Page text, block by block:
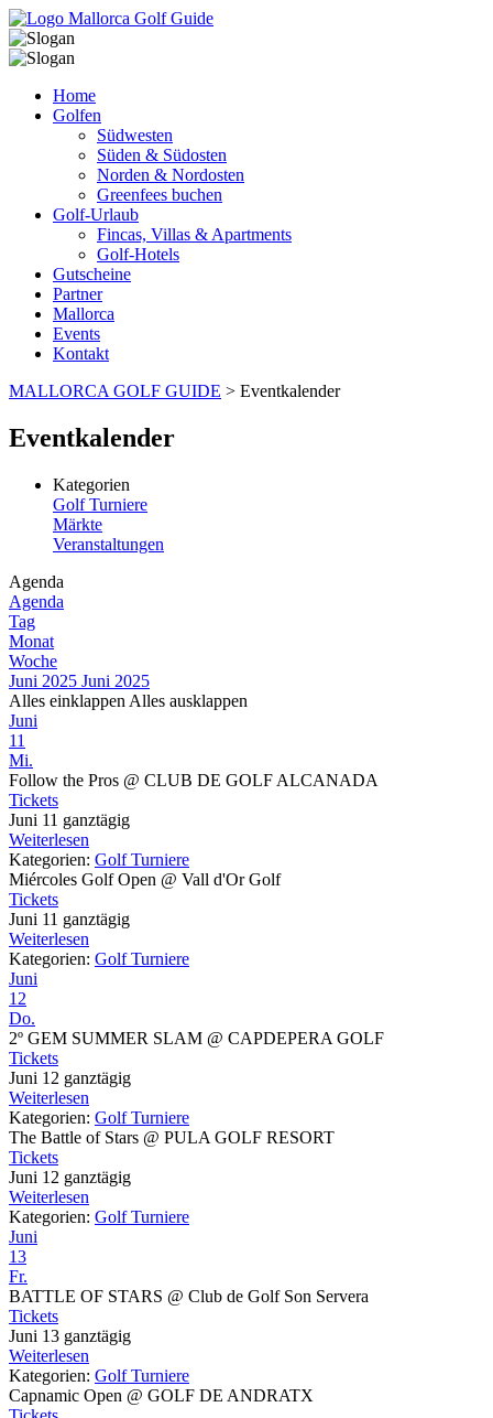
Home
Golfen
Südwesten
Süden & Südosten
Norden & Nordosten
Greenfees buchen
Golf-Urlaub
Fincas, Villas & Apartments
Golf-Hotels
Gutscheine
Partner
Mallorca
Events
Kontakt
MALLORCA GOLF GUIDE > Eventkalender
Eventkalender
Kategorien
Golf Turniere
Märkte
Veranstaltungen
Agenda
Agenda
Tag
Monat
Woche
Juni 2025 Juni 2025
Alles einklappen Alles ausklappen
Juni
11
Mi.
Follow the Pros @ CLUB DE GOLF ALCANADA
Tickets
Juni 11 ganztägig
Weiterlesen
Kategorien: Golf Turniere
Miércoles Golf Open @ Vall d'Or Golf
Tickets
Juni 11 ganztägig
Weiterlesen
Kategorien: Golf Turniere
Juni
12
Do.
2º GEM SUMMER SLAM @ CAPDEPERA GOLF
Tickets
Juni 12 ganztägig
Weiterlesen
Kategorien: Golf Turniere
The Battle of Stars @ PULA GOLF RESORT
Tickets
Juni 12 ganztägig
Weiterlesen
Kategorien: Golf Turniere
Juni
13
Fr.
BATTLE OF STARS @ Club de Golf Son Servera
Tickets
Juni 13 ganztägig
Weiterlesen
Kategorien: Golf Turniere
Capnamic Open @ GOLF DE ANDRATX